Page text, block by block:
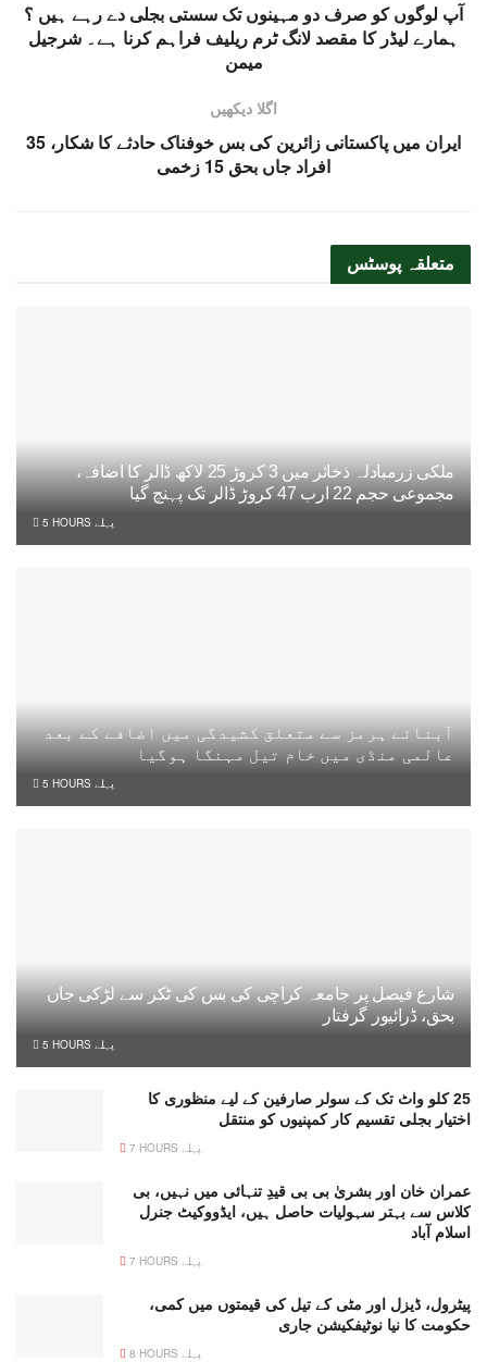
آپ لوگوں کو صرف دو مہینوں تک سستی بجلی دے رہے ہیں ؟
ہمارے لیڈر کا مقصد لانگ ٹرم ریلیف فراہم کرنا ہے۔ شرجیل
میمن
اگلا دیکھیں
ایران میں پاکستانی زائرین کی بس خوفناک حادثے کا شکار، 35
افراد جاں بحق 15 زخمی
متعلقہ پوسٹس
ملکی زرمبادلہ ذخائر میں 3 کروڑ 25 لاکھ ڈالر کا اضافہ،
مجموعی حجم 22 ارب 47 کروڑ ڈالر تک پہنچ گیا
5 HOURS پہلے
آبنائے ہرمز سے متعلق کشیدگی میں اضافے کے بعد
عالمی منڈی میں خام تیل مہنگا ہوگیا
5 HOURS پہلے
شارع فیصل پر جامعہ کراچی کی بس کی ٹکر سے لڑکی جاں
بحق، ڈرائیور گرفتار
5 HOURS پہلے
25 کلو واٹ تک کے سولر صارفین کے لیے منظوری کا
اختیار بجلی تقسیم کار کمپنیوں کو منتقل
7 HOURS پہلے
عمران خان اور بشریٰ بی بی قیدِ تنہائی میں نہیں، بی
کلاس سے بہتر سہولیات حاصل ہیں، ایڈووکیٹ جنرل
اسلام آباد
7 HOURS پہلے
پیٹرول، ڈیزل اور مٹی کے تیل کی قیمتوں میں کمی،
حکومت کا نیا نوٹیفکیشن جاری
8 HOURS پہلے